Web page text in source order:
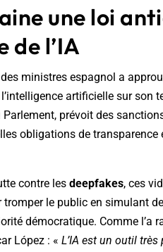
une loi
de l’IA
ministres espagnol a
artificielle sur son
prévoit des
obligations de
contre les deepfakes, ces
le public en simulant
démocratique. Comme l’a
López : « L’IA est un outil